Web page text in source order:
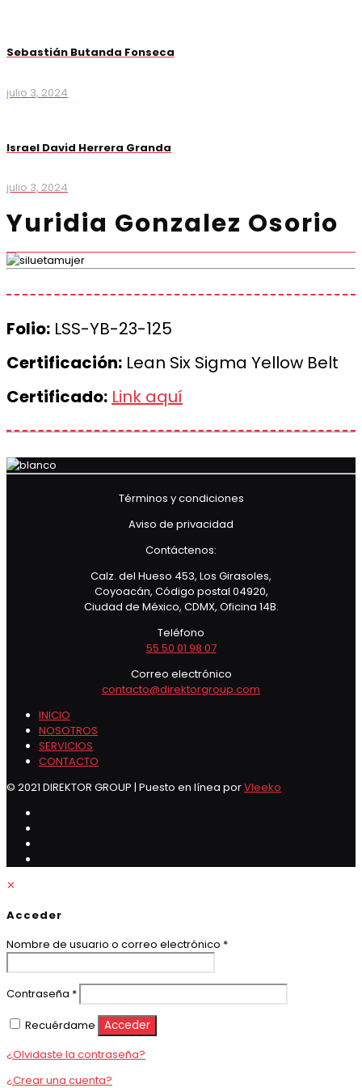
Sebastián Butanda Fonseca
julio 3, 2024
Israel David Herrera Granda
julio 3, 2024
Yuridia Gonzalez Osorio
Folio: LSS-YB-23-125
Certificación: Lean Six Sigma Yellow Belt
Certificado: Link aquí
Términos y condiciones
Aviso de privacidad
Contáctenos:
Calz. del Hueso 453, Los Girasoles,
Coyoacán, Código postal 04920,
Ciudad de México, CDMX, Oficina 14B.
Teléfono
55 50 01 98 07
Correo electrónico
contacto@direktorgroup.com
INICIO
NOSOTROS
SERVICIOS
CONTACTO
© 2021 DIREKTOR GROUP | Puesto en línea porVleeko
✕
Acceder
Nombre de usuario o correo electrónico *Obligatorio
Contraseña *Obligatorio
Recuérdame
Acceder
¿Olvidaste la contraseña?
¿Crear una cuenta?